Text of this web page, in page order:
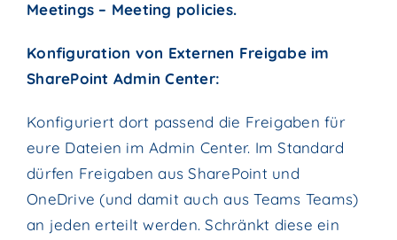
Meetings – Meeting policies.
Konfiguration von Externen Freigabe im
SharePoint Admin Center:
Konfiguriert dort passend die Freigaben für
eure Dateien im Admin Center. Im Standard
dürfen Freigaben aus SharePoint und
OneDrive (und damit auch aus Teams Teams)
an jeden erteilt werden. Schränkt diese ein